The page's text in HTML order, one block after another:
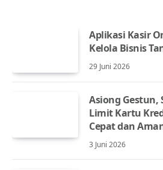
Aplikasi Kasir
Kelola Bisnis
29 Juni 2026
Asiong Gestun,
Limit Kartu
Cepat dan
3 Juni 2026